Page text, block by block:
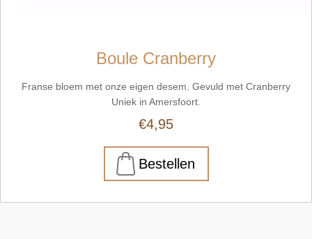
Boule Cranberry
Franse bloem met onze eigen desem. Gevuld met Cranberry
Uniek in Amersfoort.
€4,95